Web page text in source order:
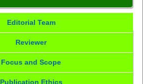
Editorial Team
Reviewer
Focus and Scope
Publication Ethics